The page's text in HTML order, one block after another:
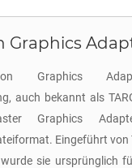
Graphics
Graphics
auch bekannt als
Graphics
Eingeführt von
sie ursprünglich